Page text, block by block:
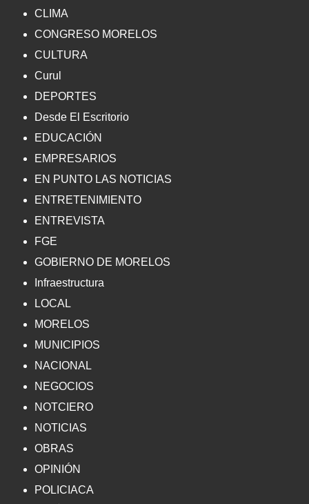
CLIMA
CONGRESO MORELOS
CULTURA
Curul
DEPORTES
Desde El Escritorio
EDUCACIÓN
EMPRESARIOS
EN PUNTO LAS NOTICIAS
ENTRETENIMIENTO
ENTREVISTA
FGE
GOBIERNO DE MORELOS
Infraestructura
LOCAL
MORELOS
MUNICIPIOS
NACIONAL
NEGOCIOS
NOTCIERO
NOTICIAS
OBRAS
OPINIÓN
POLICIACA